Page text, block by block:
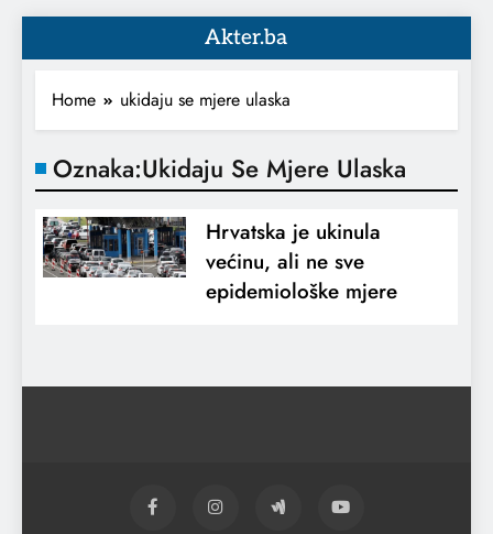
Akter.ba
Home ukidaju se mjere ulaska
Oznaka:Ukidaju Se Mjere Ulaska
Hrvatska je ukinula
većinu, ali ne sve
epidemiološke mjere